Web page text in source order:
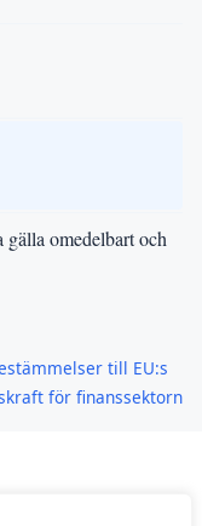
gälla omedelbart och
till EU:s
för finanssektorn